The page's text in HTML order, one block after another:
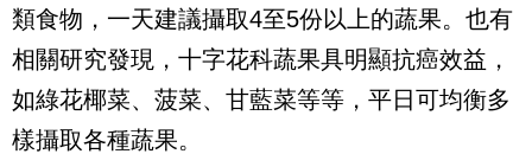
類食物，一天建議攝取4至5份以上的蔬果。也有
相關研究發現，十字花科蔬果具明顯抗癌效益，
如綠花椰菜、菠菜、甘藍菜等等，平日可均衡多
樣攝取各種蔬果。